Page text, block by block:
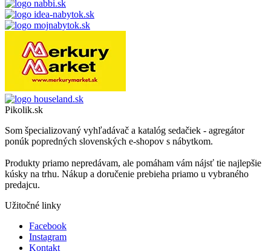
Pikolik.sk
Som špecializovaný vyhľadávač a katalóg sedačiek - agregátor
ponúk popredných slovenských e-shopov s nábytkom.
Produkty priamo nepredávam, ale pomáham vám nájsť tie najlepšie
kúsky na trhu. Nákup a doručenie prebieha priamo u vybraného
predajcu.
Užitočné linky
Facebook
Instagram
Kontakt